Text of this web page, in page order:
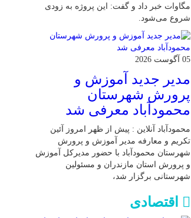
مگاوات خبر داد و گفت: این پروژه به زودی
شروع می‌شود.
05 آگوست 2026
مدیر جدید آموزش و
پرورش شهرستان
محمودآباد معرفی شد
محمودآباد آنلاین : پیش از ظهر امروز آئین
تکریم و معارفه مدیر آموزش و پرورش
شهرستان محمودآباد با حضور مدیرکل آموزش
و پرورش استان مازندران و مسئولین
شهرستانی برگزار شد،
اقتصادی